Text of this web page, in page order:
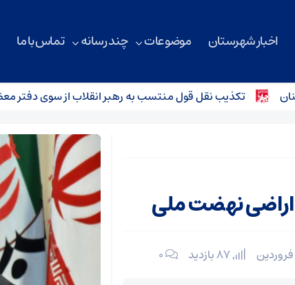
اخبار شهرستان موضوعات چند رسانه تماس با ما
تکذیب نقل قول منتسب به رهبر انقلاب از سوی دفتر معظم‌له
۰